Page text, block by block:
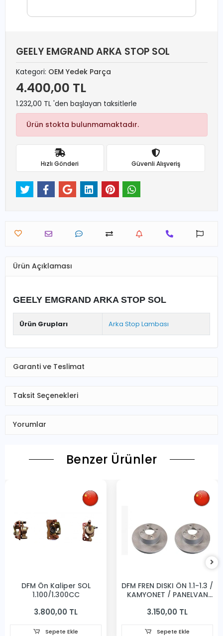
GEELY EMGRAND ARKA STOP SOL
Kategori: OEM Yedek Parça
4.400,00 TL
1.232,00 TL 'den başlayan taksitlerle
Ürün stokta bulunmamaktadır.
Hızlı Gönderi Güvenli Alışveriş
Ürün Açıklaması
GEELY EMGRAND ARKA STOP SOL
Ürün Grupları Arka Stop Lambası
Garanti ve Teslimat
Taksit Seçenekleri
Yorumlar
Benzer Ürünler
DFM Ön Kaliper SOL
1,100/1,300CC
3.800,00 TL
Sepete Ekle
DFM FREN DISKI ÖN 1.1-1.3 /
KAMYONET / PANELVAN
3.150,00 TL
Sepete Ekle